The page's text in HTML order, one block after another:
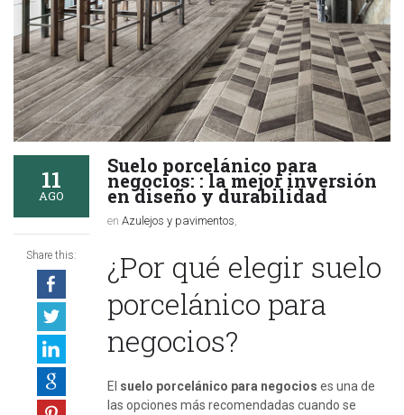
11
AGO
Share this:
Suelo porcelánico para
negocios: : la mejor inversión
en diseño y durabilidad
en Azulejos y pavimentos
¿Por qué elegir suelo
porcelánico para
negocios?
El suelo porcelánico para negocios es una de
las opciones más recomendadas cuando se